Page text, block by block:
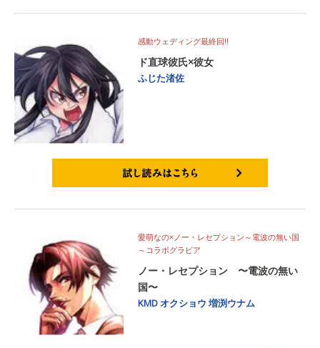
感動ウェディング最終回!!
ド直球彼氏×彼女
ふじた渚佐
愛萌なの×ノー・レセプション～電波の無い国
～コラボグラビア
ノー・レセプション 〜電波の無い
国〜
KMDオクショウ 増渕ウナム